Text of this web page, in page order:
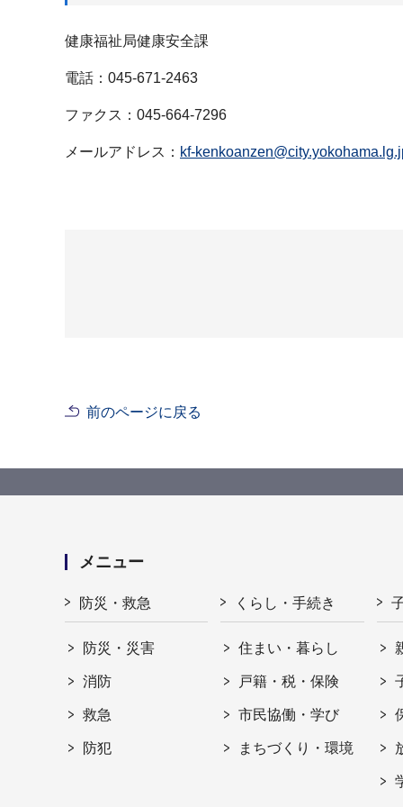
健康福祉局健康安全課
電話：045-671-2463
ファクス：045-664-7296
メールアドレス： kf-
前のページに戻る
メニュー
防災・救急
防災・災害
消防
救急
防犯
くらし・手続き
住まい・暮らし
戸籍・税・保険
市民協働・学び
まちづくり・環境